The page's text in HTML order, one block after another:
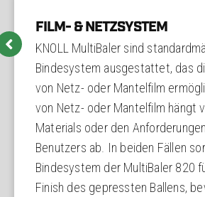
FILM- & NETZSYSTEM
KNOLL MultiBaler sind
Bindesystem ausgestattet, das
von Netz- oder Mantelfilm
von Netz- oder Mantelfilm hängt
Materials oder den
Benutzers ab. In beiden Fällen
Bindesystem der MultiBaler 820
Finish des gepressten Ballens,